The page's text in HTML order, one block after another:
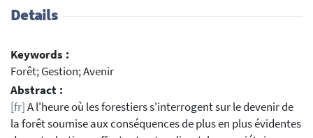
Details
Keywords :
Forêt; Gestion; Avenir
Abstract :
[fr]A l'heure où les forestiers s'interrogent sur le devenir de
la forêt soumise aux conséquences de plus en plus évidentes